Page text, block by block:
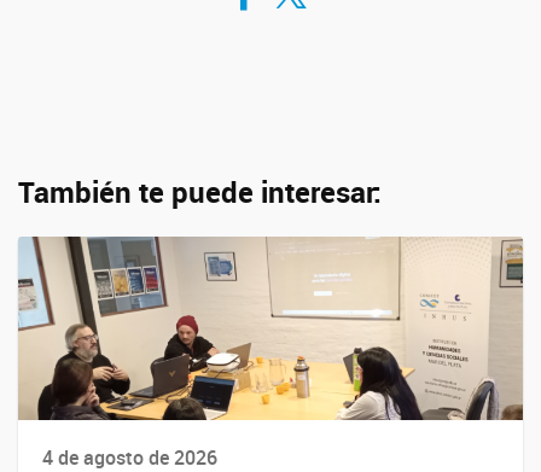
También te puede interesar:
4 de agosto de 2026